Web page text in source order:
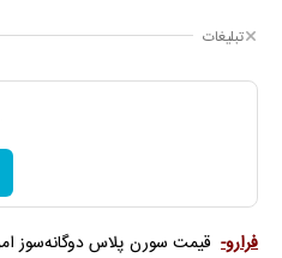
تبلیغات
فرارو-